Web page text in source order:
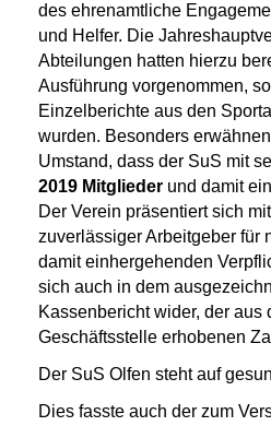
des ehrenamtliche
und Helfer. Die
Abteilungen hatten hierzu
Ausführung vorgenommen,
Einzelberichte aus den
wurden. Besonders
Umstand, dass der SuS mit
2019 Mitglieder und damit
Der Verein präsentiert sich
zuverlässiger Arbeitgeber für
damit einhergehenden
sich auch in dem
Kassenbericht wider, der aus
Geschäftsstelle erhobenen
Der SuS Olfen steht auf
Dies fasste auch der zum